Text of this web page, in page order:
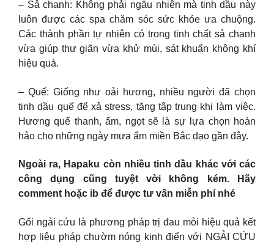
– Sả chanh: Không phải ngẫu nhiên mà tinh dầu này
luôn được các spa chăm sóc sức khỏe ưa chuộng.
Các thành phần tự nhiên có trong tinh chất sả chanh
vừa giúp thư giãn vừa khử mùi, sát khuẩn không khí
hiệu quả.
– Quế: Giống như oải hương, nhiều người đã chọn
tinh dầu quế để xả stress, tăng tập trung khi làm việc.
Hương quế thanh, ấm, ngọt sẽ là sự lựa chọn hoàn
hảo cho những ngày mưa ẩm miền Bắc dạo gần đây.
Ngoài ra, Hapaku còn nhiều tinh dầu khác với các
công dụng cũng tuyệt vời không kém. Hãy
comment hoặc ib để được tư vấn miễn phí nhé
Gối ngải cứu là phương pháp trị đau mỏi hiệu quả kết
hợp liệu pháp chườm nóng kinh điển với NGẢI CỨU